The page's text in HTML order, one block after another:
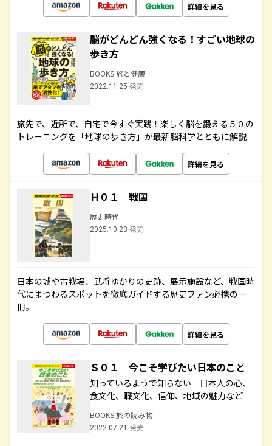
詳細を見る
脳がどんどん強くなる！すごい地球の
歩き方
BOOKS 旅と健康
2022.11.25 発売
旅先で、近所で、自宅で今すぐ実践！楽しく脳を鍛える５０の
トレーニングを「地球の歩き方」が最新脳科学とともに解説
詳細を見る
Ｈ０１ 戦国
歴史時代
2025.10.23 発売
日本の城や古戦場、武将ゆかりの史跡、展示施設など、戦国時
代にまつわるスポットを徹底ガイドする歴史ファン必携の一
冊。
詳細を見る
Ｓ０１ 今こそ学びたい日本のこと
知っているようで知らない 日本人の心、
食文化、職文化、信仰、地域の魅力など
BOOKS 旅の読み物
2022.07.21 発売